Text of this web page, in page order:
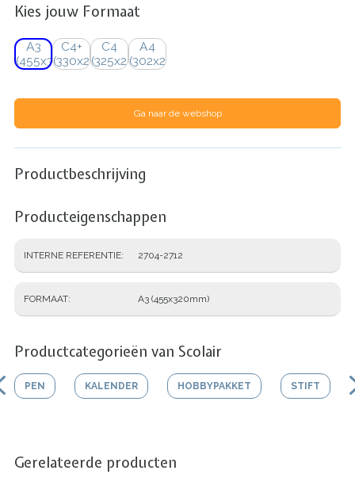
Kies jouw Formaat
A3
(455x320mm)
C4+
(330x270mm)
C4
(325x250mm)
A4
(302x215mm)
Ga naar de webshop
Productbeschrijving
Producteigenschappen
INTERNE REFERENTIE 2704-2712
FORMAAT A3 (455x320mm)
Productcategorieën van Scolair
PEN KALENDER HOBBYPAKKET STIFT
Gerelateerde producten